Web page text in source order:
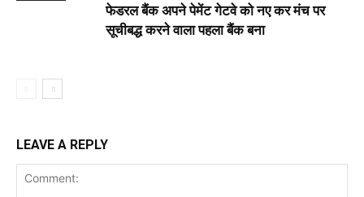
फेडरल बैंक अपने पेमेंट गेटवे को नए कर मंच पर
सूचीबद्ध करने वाला पहला बैंक बना
LEAVE A REPLY